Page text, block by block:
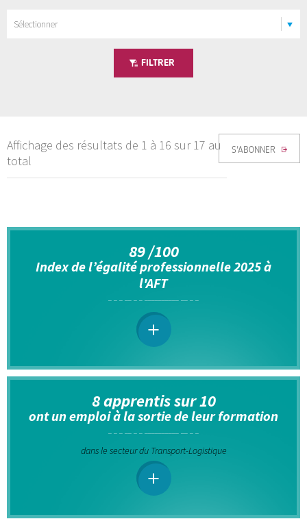
Sélectionner
FILTRER
Affichage des résultats de 1 à 16 sur 17 au
total
S'ABONNER
89 /100
Index de l’égalité professionnelle 2025 à
l'AFT
8 apprentis sur 10
ont un emploi à la sortie de leur formation
dans le secteur du Transport-Logistique